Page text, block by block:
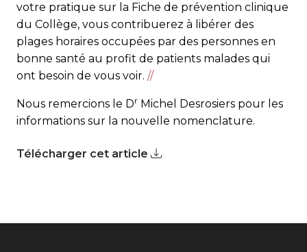
votre pratique sur la Fiche de prévention clinique
du Collège, vous contribuerez à libérer des
plages horaires occupées par des personnes en
bonne santé au profit de patients malades qui
ont besoin de vous voir. //
Nous remercions le Dr Michel Desrosiers pour les
informations sur la nouvelle nomenclature.
Télécharger cet article